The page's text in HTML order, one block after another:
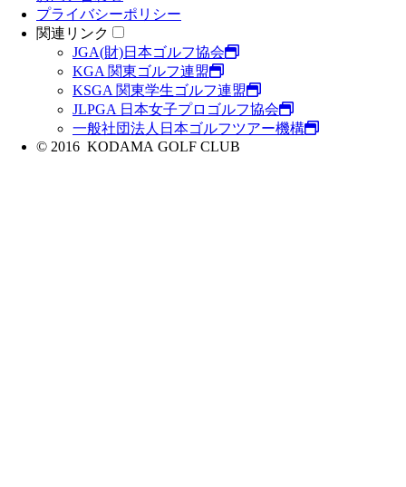
プライバシーポリシー
関連リンク
JGA(財)日本ゴルフ協会
KGA 関東ゴルフ連盟
KSGA 関東学生ゴルフ連盟
JLPGA 日本女子プロゴルフ協会
一般社団法人日本ゴルフツアー機構
© 2016 KODAMA GOLF CLUB